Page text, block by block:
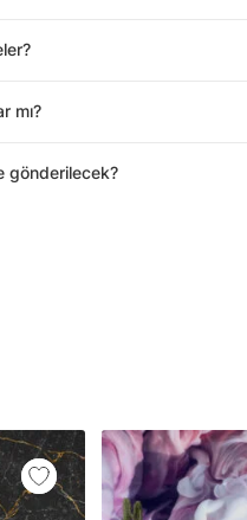
mı?
gönderilecek?